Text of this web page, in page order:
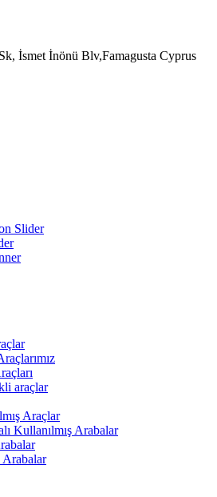
İsmet İnönü Blv,Famagusta Cyprus
Slider
araçlar
Araçlar
Kullanılmış Arabalar
Arabalar